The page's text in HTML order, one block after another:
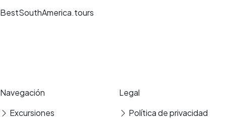
BestSouthAmerica.tours
Navegación
Excursiones
Legal
Política de privacidad